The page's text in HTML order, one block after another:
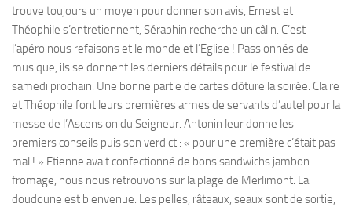
trouve toujours un moyen pour donner son avis, Ernest et
Théophile s’entretiennent, Séraphin recherche un câlin. C’est
l’apéro nous refaisons et le monde et l’Eglise ! Passionnés de
musique, ils se donnent les derniers détails pour le festival de
samedi prochain. Une bonne partie de cartes clôture la soirée. Claire
et Théophile font leurs premières armes de servants d’autel pour la
messe de l’Ascension du Seigneur. Antonin leur donne les
premiers conseils puis son verdict : « pour une première c’était pas
mal ! » Etienne avait confectionné de bons sandwichs jambon-
fromage, nous nous retrouvons sur la plage de Merlimont. La
doudoune est bienvenue. Les pelles, râteaux, seaux sont de sortie,